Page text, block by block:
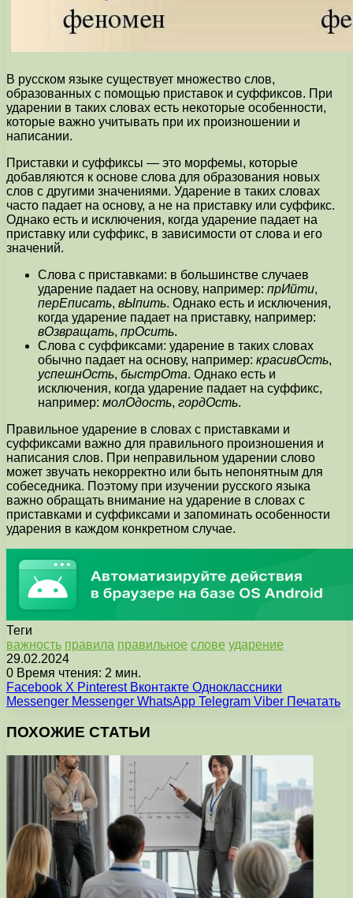
В русском языке существует множество слов,
образованных с помощью приставок и суффиксов. При
ударении в таких словах есть некоторые особенности,
которые важно учитывать при их произношении и
написании.
Приставки и суффиксы — это морфемы, которые
добавляются к основе слова для образования новых
слов с другими значениями. Ударение в таких словах
часто падает на основу, а не на приставку или суффикс.
Однако есть и исключения, когда ударение падает на
приставку или суффикс, в зависимости от слова и его
значений.
Слова с приставками: в большинстве случаев
ударение падает на основу, например: прИйти,
перЕписать, вЫпить. Однако есть и исключения,
когда ударение падает на приставку, например:
вОзвращать, прОсить.
Слова с суффиксами: ударение в таких словах
обычно падает на основу, например: красивОсть,
успешнОсть, быстрОта. Однако есть и
исключения, когда ударение падает на суффикс,
например: молОдость, гордОсть.
Правильное ударение в словах с приставками и
суффиксами важно для правильного произношения и
написания слов. При неправильном ударении слово
может звучать некорректно или быть непонятным для
собеседника. Поэтому при изучении русского языка
важно обращать внимание на ударение в словах с
приставками и суффиксами и запоминать особенности
ударения в каждом конкретном случае.
Теги
важность правила правильное слове ударение
29.02.2024
0 Время чтения: 2 мин.
Facebook X Pinterest Вконтакте Одноклассники
Messenger Messenger WhatsApp Telegram Viber Печатать
ПОХОЖИЕ СТАТЬИ